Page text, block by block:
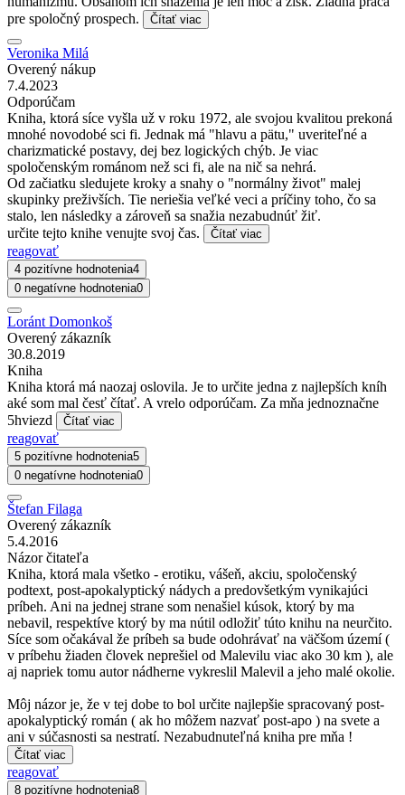
pre spoločný prospech.
Čítať viac
Veronika Milá
Overený nákup
7.4.2023
Odporúčam
Kniha, ktorá síce vyšla už v roku 1972, ale svojou kvalitou prekoná
mnohé novodobé sci fi. Jednak má "hlavu a pätu," uveriteľné a
charizmatické postavy, dej bez logických chýb. Je viac
spoločenským románom než sci fi, ale na nič sa nehrá.
Od začiatku sledujete kroky a snahy o "normálny život" malej
skupinky preživších. Tie neriešia veľké veci a príčiny toho, čo sa
stalo, len následky a zároveň sa snažia nezabudnúť žiť.
určite tejto knihe venujte svoj čas.
Čítať viac
reagovať
4 pozitívne hodnotenia4
0 negatívne hodnotenia0
Loránt Domonkoš
Overený zákazník
30.8.2019
Kniha
Kniha ktorá má naozaj oslovila. Je to určite jedna z najlepších kníh
aké som mal česť čítať. A vrelo odporúčam. Za mňa jednoznačne
5hviezd
Čítať viac
reagovať
5 pozitívne hodnotenia5
0 negatívne hodnotenia0
Štefan Filaga
Overený zákazník
5.4.2016
Názor čitateľa
Kniha, ktorá mala všetko - erotiku, vášeň, akciu, spoločenský
podtext, post-apokalyptický nádych a predovšetkým vynikajúci
príbeh. Ani na jednej strane som nenašiel kúsok, ktorý by ma
nebavil, respektíve ktorý by ma nútil odložiť túto knihu na neurčito.
Síce som očakával že príbeh sa bude odohrávať na väčšom území (
v príbehu žiaden človek neprešiel od Malevilu viac ako 30 km ), ale
aj napriek tomu autor nádherne vykreslil Malevil a jeho malé okolie.
Môj názor je, že v tej dobe to bol určite najlepšie spracovaný post-
apokalyptický román ( ak ho môžem nazvať post-apo ) na svete a
ani v súčasnosti sa nestratí. Nezabudnuteľná kniha pre mňa !
Čítať viac
reagovať
8 pozitívne hodnotenia8